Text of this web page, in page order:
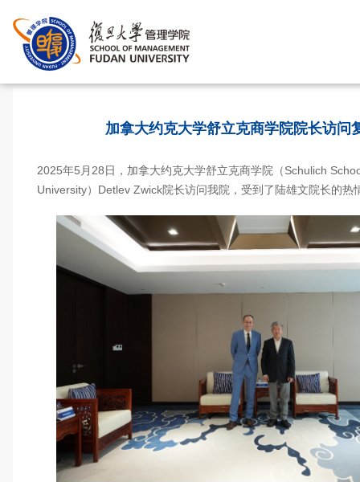
加拿大约克大学舒立克商学院院长访问
2025年5月28日，加拿大约克大学舒立克商学院（Schulich
University）Detlev Zwick院长访问我院，受到了陆雄文院长的热